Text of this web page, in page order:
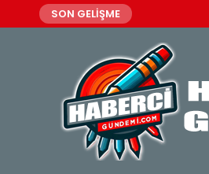
SON GELİŞME